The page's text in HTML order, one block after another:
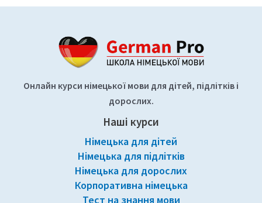
Онлайн курси німецької мови для дітей, підлітків і
дорослих.
Наші курси
Німецька для дітей
Німецька для підлітків
Німецька для дорослих
Корпоративна німецька
Тест на знання мови